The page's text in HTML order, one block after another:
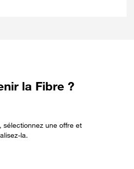
la Fibre ?
sélectionnez une offre et
la.